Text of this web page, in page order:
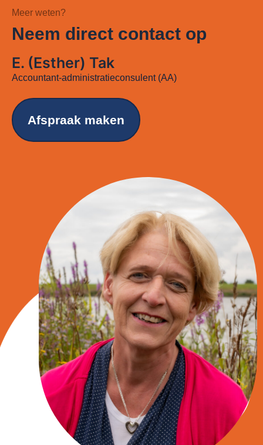
Meer weten?
Neem direct contact op
E. (Esther) Tak
Accountant-administratieconsulent (AA)
Afspraak maken